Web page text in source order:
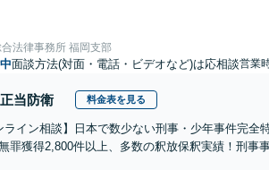
法律事務所 福岡支部
面談方法(対面・電話・ビデオなど)は応相談営業
当防衛 料金表を見る
ライン相談】日本で数少ない刑事・少年事件完
罪獲得2,800件以上、多数の釈放保釈実績！刑事